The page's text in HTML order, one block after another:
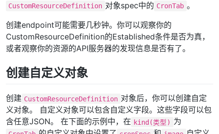
CustomResourceDefinition 对象spec中的 CronTab 。
创建endpoint可能需要几秒钟。你可以观察你的
CustomResourceDefinition的Established条件是否为真，
或者观察你的资源的API服务器的发现信息是否有了。
创建自定义对象
创建 CustomResourceDefinition 对象后，你可以创建自定
义对象。 自定义对象可以包含自定义字段。这些字段可以包
含任意JSON。 在下面的示例中，在 kind(类型) 为